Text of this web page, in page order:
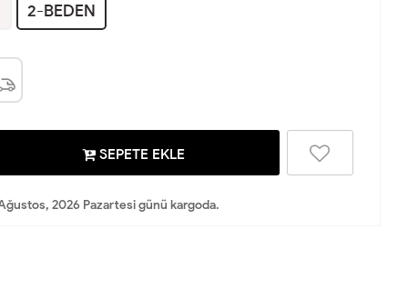
2-BEDEN
SEPETE EKLE
2026 Pazartesi günü kargoda.